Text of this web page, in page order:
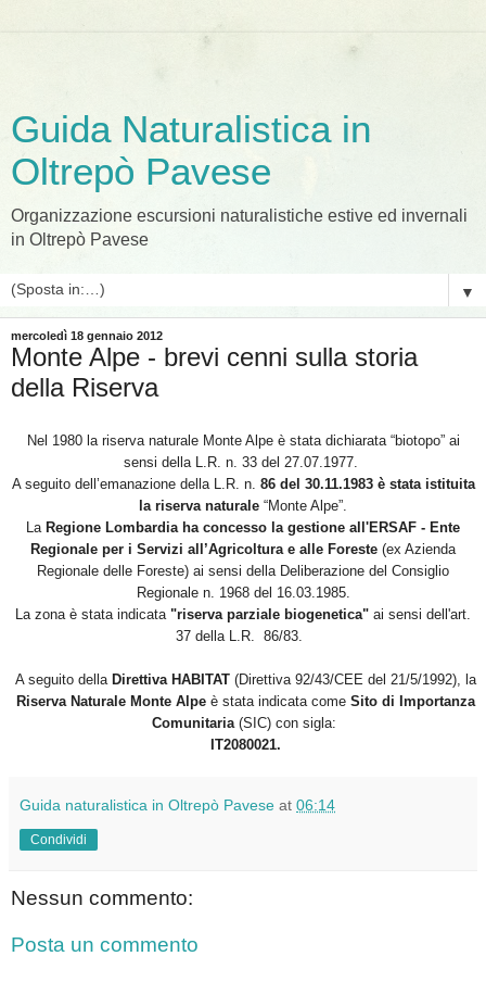
Guida Naturalistica in
Oltrepò Pavese
Organizzazione escursioni naturalistiche estive ed invernali
in Oltrepò Pavese
▼
mercoledì 18 gennaio 2012
Monte Alpe - brevi cenni sulla storia
della Riserva
Nel 1980 la riserva naturale Monte Alpe è stata dichiarata “biotopo” ai
sensi della L.R. n. 33 del 27.07.1977.
A seguito dell’emanazione della L.R. n. 86 del 30.11.1983è stata istituita
la riserva naturale “Monte Alpe”.
La Regione Lombardia ha concesso la gestione all'ERSAF - Ente
Regionale per i Servizi all’Agricoltura e alle Foreste (ex Azienda
Regionale delle Foreste) ai sensi della Deliberazione del Consiglio
Regionale n. 1968 del 16.03.1985.
La zona è stata indicata "riserva parziale biogenetica" ai sensi dell'art.
37 della L.R. 86/83.
A seguito della Direttiva HABITAT (Direttiva 92/43/CEE del 21/5/1992), la
Riserva Naturale Monte Alpe è stata indicata comeSito di Importanza
Comunitaria(SIC) con sigla:
IT2080021.
Guida naturalistica in Oltrepò Pavese at 06:14
Condividi
Nessun commento:
Posta un commento